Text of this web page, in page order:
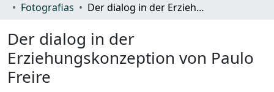
Fotografias
Der dialog in der Erziehungskonzeption von Paulo Freire
Der dialog in der
Erziehungskonzeption von Paulo
Freire